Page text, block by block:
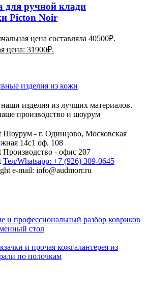
для ручной клади
Picton Noir
цена составляла 40500₽.
цена: 31900₽.
изделия из лучших материалов.
производство и шоурум
Шоурум - г. Одинцово, Московская
14с1 оф. 108
Производство - офис 207
Тел/Whatsapp: +7 (926) 309-0645
e-mail: info@audmorr.ru
и профессиональный разбор ковриков
стол
и прочая кожгалантерея из
по полочкам